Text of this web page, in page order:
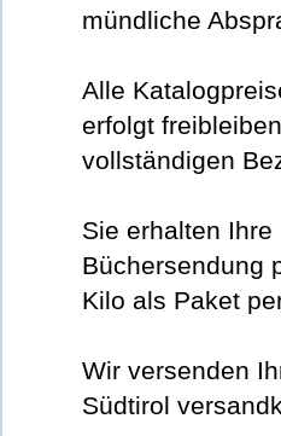
mündliche
Alle
erfolgt
vollständigen
Sie erhalten
Büchersendung
Kilo als Paket
Wir versenden
Südtirol